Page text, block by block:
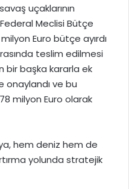
uçaklarının
Meclisi Bütçe
Euro bütçe ayırdı
teslim edilmesi
bir başka kararla ek
onaylandı ve bu
milyon Euro olarak
hem deniz hem de
yolunda stratejik